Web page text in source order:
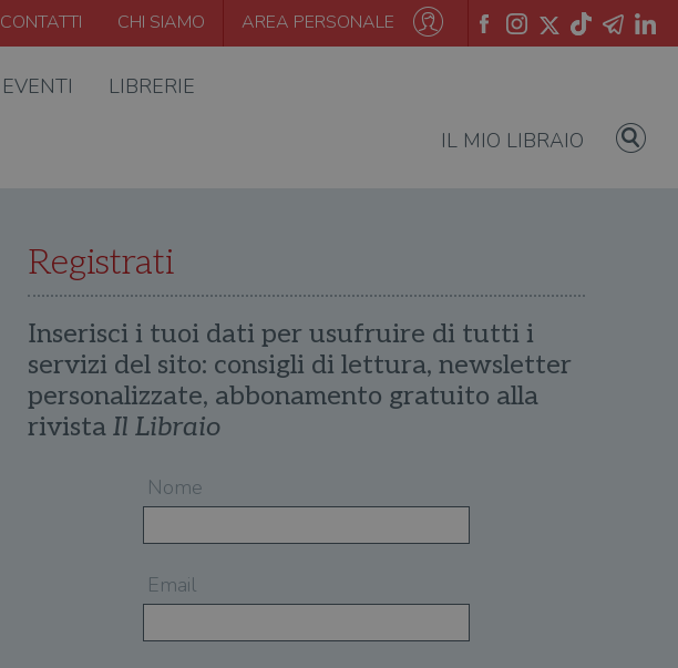
CONTATTI CHI SIAMO AREA PERSONALE
EVENTI LIBRERIE
IL MIO LIBRAIO
Registrati
Inserisci i tuoi dati per usufruire di tutti i
servizi del sito: consigli di lettura, newsletter
personalizzate, abbonamento gratuito alla
rivista Il Libraio
Nome
Email